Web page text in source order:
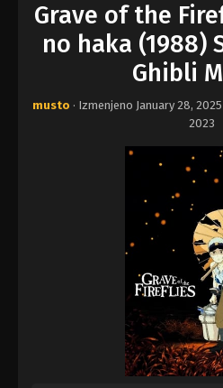
Grave of the
no haka (1988)
Ghibli
musto · Izmenjeno January 28, 2025
2023